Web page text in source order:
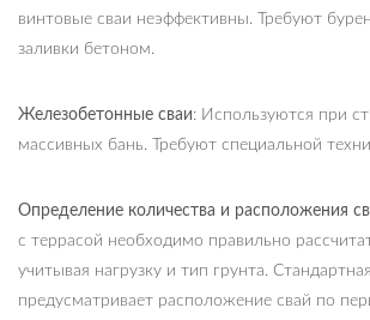
винтовые сваи неэффективны. Требуют
заливки бетоном.
Железобетонные сваи: Используются при
массивных бань. Требуют специальной
Определение количества и расположения
с террасой необходимо правильно
учитывая нагрузку и тип грунта.
предусматривает расположение свай по